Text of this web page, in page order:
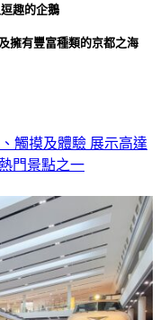
趣的企鵝
擁有豐富種類的京都之海
觸摸及體驗 展示高達
門景點之一